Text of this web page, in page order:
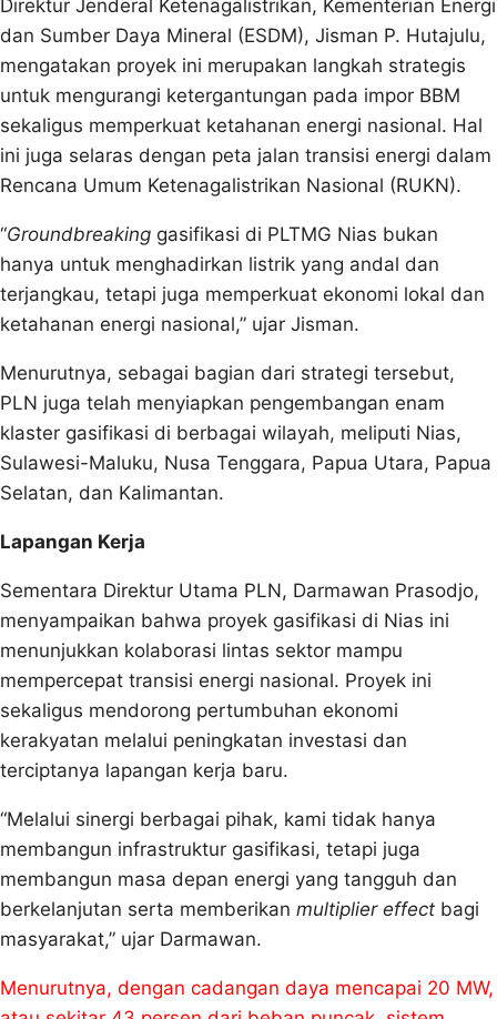
Direktur Jenderal Ketenagalistrikan, Kementerian Energi
dan Sumber Daya Mineral (ESDM), Jisman P. Hutajulu,
mengatakan proyek ini merupakan langkah strategis
untuk mengurangi ketergantungan pada impor BBM
sekaligus memperkuat ketahanan energi nasional. Hal
ini juga selaras dengan peta jalan transisi energi dalam
Rencana Umum Ketenagalistrikan Nasional (RUKN).
“Groundbreaking gasifikasi di PLTMG Nias bukan
hanya untuk menghadirkan listrik yang andal dan
terjangkau, tetapi juga memperkuat ekonomi lokal dan
ketahanan energi nasional,” ujar Jisman.
Menurutnya, sebagai bagian dari strategi tersebut,
PLN juga telah menyiapkan pengembangan enam
klaster gasifikasi di berbagai wilayah, meliputi Nias,
Sulawesi-Maluku, Nusa Tenggara, Papua Utara, Papua
Selatan, dan Kalimantan.
Lapangan Kerja
Sementara Direktur Utama PLN, Darmawan Prasodjo,
menyampaikan bahwa proyek gasifikasi di Nias ini
menunjukkan kolaborasi lintas sektor mampu
mempercepat transisi energi nasional. Proyek ini
sekaligus mendorong pertumbuhan ekonomi
kerakyatan melalui peningkatan investasi dan
terciptanya lapangan kerja baru.
“Melalui sinergi berbagai pihak, kami tidak hanya
membangun infrastruktur gasifikasi, tetapi juga
membangun masa depan energi yang tangguh dan
berkelanjutan serta memberikan multiplier effect bagi
masyarakat,” ujar Darmawan.
Menurutnya, dengan cadangan daya mencapai 20 MW,